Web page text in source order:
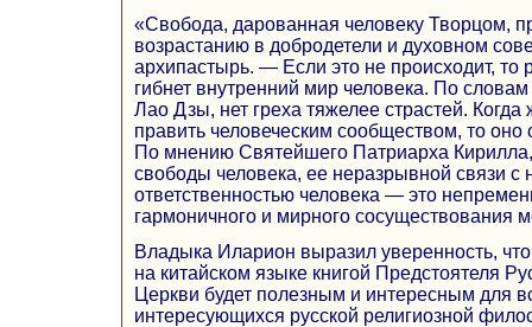
«Свобода, дарованная человеку Творцом,
возрастанию в добродетели и духовном
архипастырь. — Если это не происходит, то
гибнет внутренний мир человека. По
Лао Дзы, нет греха тяжелее страстей. Когда
править человеческим сообществом, то
По мнению Святейшего Патриарха
свободы человека, ее неразрывной связи с
ответственностью человека — это
гармоничного и мирного сосуществования
Владыка Иларион выразил уверенность,
на китайском языке книгой Предстоятеля
Церкви будет полезным и интересным для
интересующихся русской религиозной